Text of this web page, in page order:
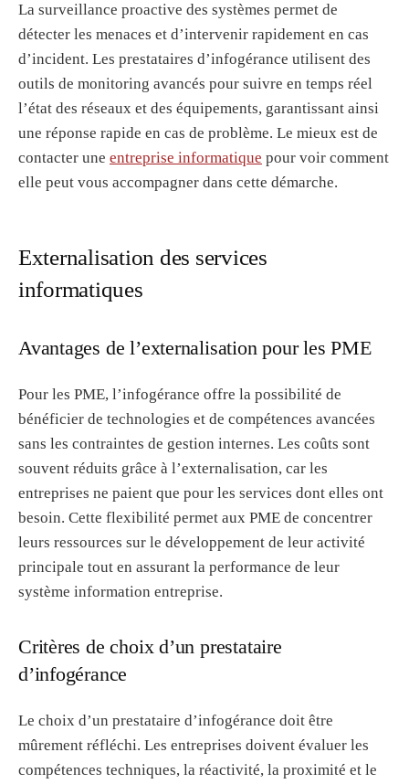
La surveillance proactive des systèmes permet de
détecter les menaces et d’intervenir rapidement en cas
d’incident. Les prestataires d’infogérance utilisent des
outils de monitoring avancés pour suivre en temps réel
l’état des réseaux et des équipements, garantissant ainsi
une réponse rapide en cas de problème. Le mieux est de
contacter une entreprise informatique pour voir comment
elle peut vous accompagner dans cette démarche.
Externalisation des services
informatiques
Avantages de l’externalisation pour les PME
Pour les PME, l’infogérance offre la possibilité de
bénéficier de technologies et de compétences avancées
sans les contraintes de gestion internes. Les coûts sont
souvent réduits grâce à l’externalisation, car les
entreprises ne paient que pour les services dont elles ont
besoin. Cette flexibilité permet aux PME de concentrer
leurs ressources sur le développement de leur activité
principale tout en assurant la performance de leur
système information entreprise.
Critères de choix d’un prestataire
d’infogérance
Le choix d’un prestataire d’infogérance doit être
mûrement réfléchi. Les entreprises doivent évaluer les
compétences techniques, la réactivité, la proximité et le